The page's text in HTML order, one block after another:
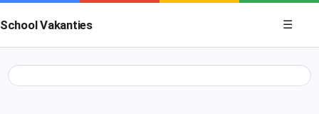
School Vakanties
Menu
☰